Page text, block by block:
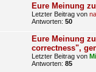
Eure Meinung
Letzter Beitrag von
Antworten: 50
Eure Meinung
correctness",
Letzter Beitrag von
Antworten: 85